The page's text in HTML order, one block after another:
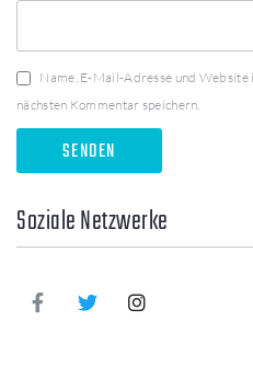
Name, E-Mail-Adresse und
nächsten Kommentar speichern.
Soziale Netzwerke